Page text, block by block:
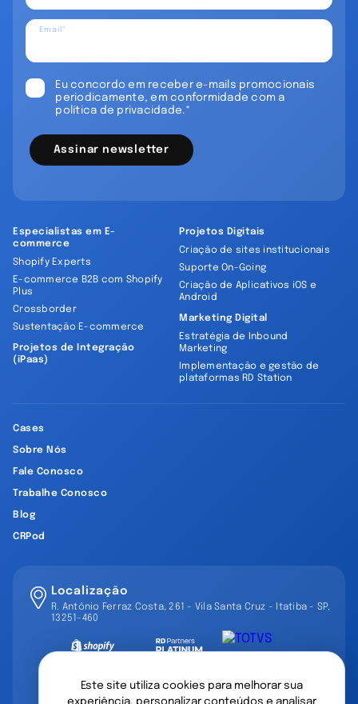
Este site utiliza cookies para melhorar sua
Email*
Eu concordo em receber e-mails promocionais
periodicamente, em conformidade com a
política de privacidade.*
Assinar newsletter
Especialistas em E-
commerce
Shopify Experts
E-commerce B2B com Shopify
Plus
Crossborder
Sustentação E-commerce
Projetos de Integração
(iPaas)
Projetos Digitais
Criação de sites institucionais
Suporte On-Going
Criação de Aplicativos iOS e
Android
Marketing Digital
Estratégia de Inbound
Marketing
Implementação e gestão de
plataformas RD Station
Cases
Sobre Nós
Fale Conosco
Trabalhe Conosco
Blog
CRPod
Localização
R. Antônio Ferraz Costa, 261 - Vila Santa Cruz - Itatiba - SP,
13251-460